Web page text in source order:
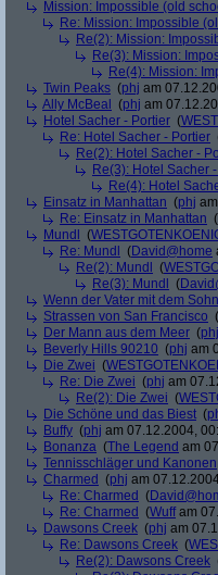
Mission: Impossible (old
Re: Mission: Impossible
Re(2): Mission:
Re(3): Mission:
Re(4): Mission:
Twin Peaks (phj am
Ally McBeal
(phj am
Hotel Sacher - Portier (
Re: Hotel Sacher - Portier
Re(2): Hotel Sacher -
Re(3): Hotel Sacher
Re(4): Hotel
Einsatz in Manhattan (phj
Re: Einsatz in Manhattan (
Mundl
(
Re: Mundl
(David@home
Re(2): Mundl
(
Re(3): Mundl
(
Wenn der Vater mit dem
Strassen von San Francisco (
Der Mann aus dem Meer (phj
Beverly Hills 90210 (phj am
Die Zwei (
Re: Die Zwei (phj am
Re(2): Die Zwei (
Die Schöne und das Biest (
Buffy (phj am 07.12.2004,
Bonanza (The Legend am
Tennisschläger und Kanonen
Charmed (phj am
Re: Charmed (
Re: Charmed (Wuffam
Dawsons Creek (phj am
Re: Dawsons Creek (
Re(2): Dawsons Creek